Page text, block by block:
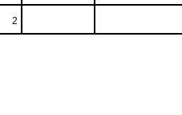
2